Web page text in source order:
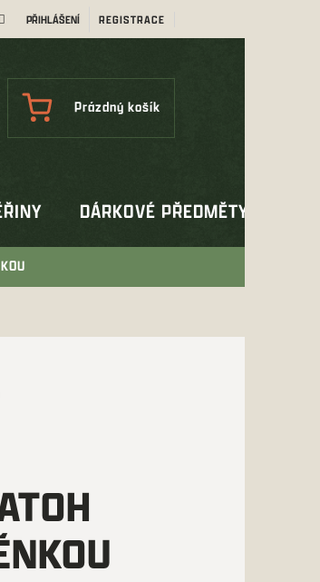
PŘIHLÁŠENÍ REGISTRACE
NÁKUPNÍ
Prázdný košík
DÁRKOVÉ PŘEDMĚTY